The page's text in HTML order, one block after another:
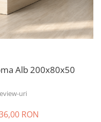
Alb 200x80x50
uri
RON